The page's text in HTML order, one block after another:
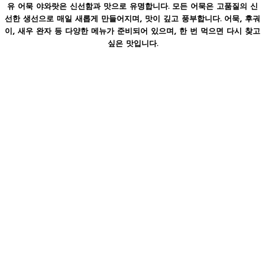
유 어묵 야와랏은 신선함과 맛으로 유명합니다. 모든 어묵은 고품질의 신
선한 생선으로 매일 새롭게 만들어지며, 맛이 깊고 풍부합니다. 어묵, 후궈
이, 새우 완자 등 다양한 메뉴가 준비되어 있으며, 한 번 먹으면 다시 찾고
싶은 맛입니다.